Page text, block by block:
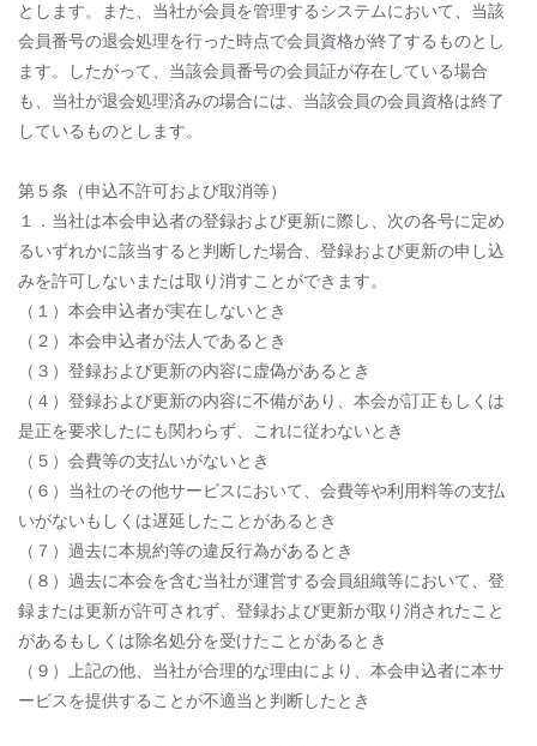
とします。また、当社が会員を管理するシステムにおいて、当該
会員番号の退会処理を行った時点で会員資格が終了するものとし
ます。したがって、当該会員番号の会員証が存在している場合
も、当社が退会処理済みの場合には、当該会員の会員資格は終了
しているものとします。
第５条（申込不許可および取消等）
１．当社は本会申込者の登録および更新に際し、次の各号に定め
るいずれかに該当すると判断した場合、登録および更新の申し込
みを許可しないまたは取り消すことができます。
（１）本会申込者が実在しないとき
（２）本会申込者が法人であるとき
（３）登録および更新の内容に虚偽があるとき
（４）登録および更新の内容に不備があり、本会が訂正もしくは
是正を要求したにも関わらず、これに従わないとき
（５）会費等の支払いがないとき
（６）当社のその他サービスにおいて、会費等や利用料等の支払
いがないもしくは遅延したことがあるとき
（７）過去に本規約等の違反行為があるとき
（８）過去に本会を含む当社が運営する会員組織等において、登
録または更新が許可されず、登録および更新が取り消されたこと
があるもしくは除名処分を受けたことがあるとき
（９）上記の他、当社が合理的な理由により、本会申込者に本サ
ービスを提供することが不適当と判断したとき